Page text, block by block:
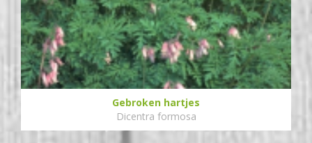
Gebroken hartjes
Dicentra formosa